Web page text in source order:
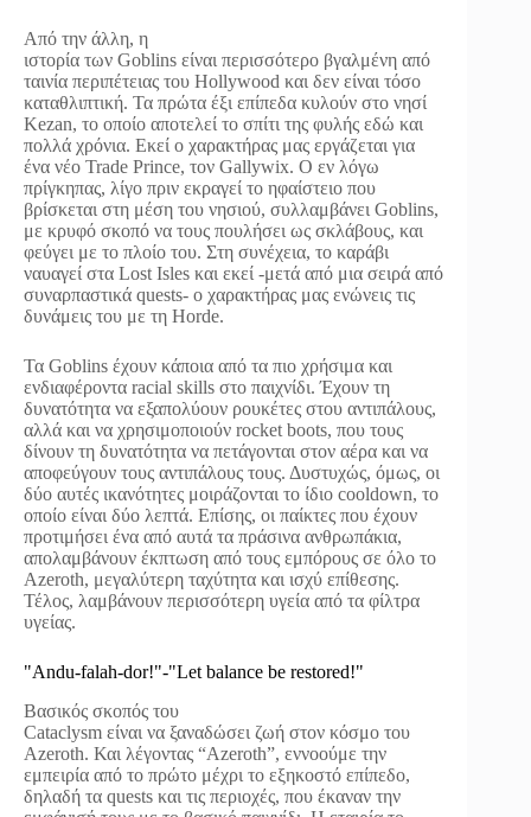
Από την άλλη, η
ιστορία των Goblins είναι περισσότερο βγαλμένη από
ταινία περιπέτειας του Hollywood και δεν είναι τόσο
καταθλιπτική. Τα πρώτα έξι επίπεδα κυλούν στο νησί
Kezan, το οποίο αποτελεί το σπίτι της φυλής εδώ και
πολλά χρόνια. Εκεί ο χαρακτήρας μας εργάζεται για
ένα νέο Trade Prince, τον Gallywix. Ο εν λόγω
πρίγκηπας, λίγο πριν εκραγεί το ηφαίστειο που
βρίσκεται στη μέση του νησιού, συλλαμβάνει Goblins,
με κρυφό σκοπό να τους πουλήσει ως σκλάβους, και
φεύγει με το πλοίο του. Στη συνέχεια, το καράβι
ναυαγεί στα Lost Isles και εκεί -μετά από μια σειρά από
συναρπαστικά quests- ο χαρακτήρας μας ενώνεις τις
δυνάμεις του με τη Horde.
Τα Goblins έχουν κάποια από τα πιο χρήσιμα και
ενδιαφέροντα racial skills στο παιχνίδι. Έχουν τη
δυνατότητα να εξαπολύουν ρουκέτες στου αντιπάλους,
αλλά και να χρησιμοποιούν rocket boots, που τους
δίνουν τη δυνατότητα να πετάγονται στον αέρα και να
αποφεύγουν τους αντιπάλους τους. Δυστυχώς, όμως, οι
δύο αυτές ικανότητες μοιράζονται το ίδιο cooldown, το
οποίο είναι δύο λεπτά. Επίσης, οι παίκτες που έχουν
προτιμήσει ένα από αυτά τα πράσινα ανθρωπάκια,
απολαμβάνουν έκπτωση από τους εμπόρους σε όλο το
Azeroth, μεγαλύτερη ταχύτητα και ισχύ επίθεσης.
Τέλος, λαμβάνουν περισσότερη υγεία από τα φίλτρα
υγείας.
"Andu-falah-dor!"-"Let balance be restored!"
Βασικός σκοπός του
Cataclysm είναι να ξαναδώσει ζωή στον κόσμο του
Azeroth. Και λέγοντας “Azeroth”, εννοούμε την
εμπειρία από το πρώτο μέχρι το εξηκοστό επίπεδο,
δηλαδή τα quests και τις περιοχές, που έκαναν την